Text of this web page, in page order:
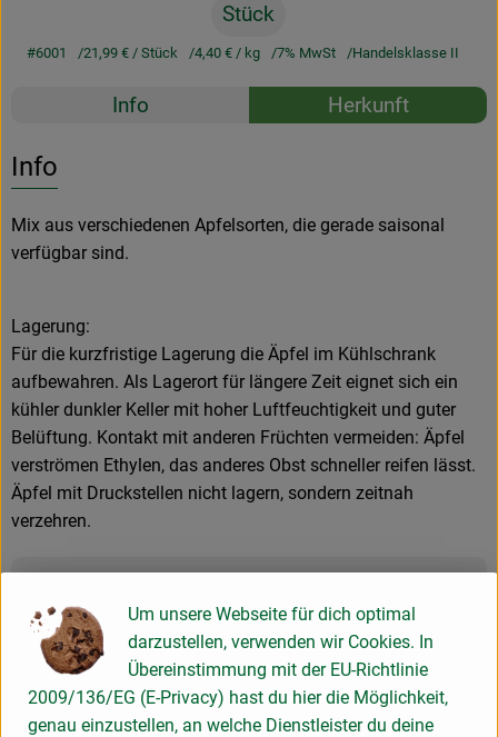
Stück
#6001 21,99 €/ Stück 4,40 €/ kg 7% MwSt Handelsklasse II
Rezepte
Info Herkunft
Info
Mix aus verschiedenen Apfelsorten, die gerade saisonal
verfügbar sind.
Lagerung:
Für die kurzfristige Lagerung die Äpfel im Kühlschrank
aufbewahren. Als Lagerort für längere Zeit eignet sich ein
kühler dunkler Keller mit hoher Luftfeuchtigkeit und guter
Belüftung. Kontakt mit anderen Früchten vermeiden: Äpfel
verströmen Ethylen, das anderes Obst schneller reifen lässt.
Äpfel mit Druckstellen nicht lagern, sondern zeitnah
verzehren.
Herkunft
Um unsere Webseite für dich optimal
darzustellen, verwenden wir Cookies. In
Übereinstimmung mit der EU-Richtlinie
2009/136/EG (E-Privacy) hast du hier die Möglichkeit,
genau einzustellen, an welche Dienstleister du deine